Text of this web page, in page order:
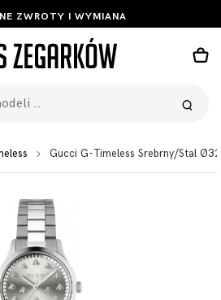
ZWROTY I WYMIANA
Gucci G-Timeless Srebrny/Stal